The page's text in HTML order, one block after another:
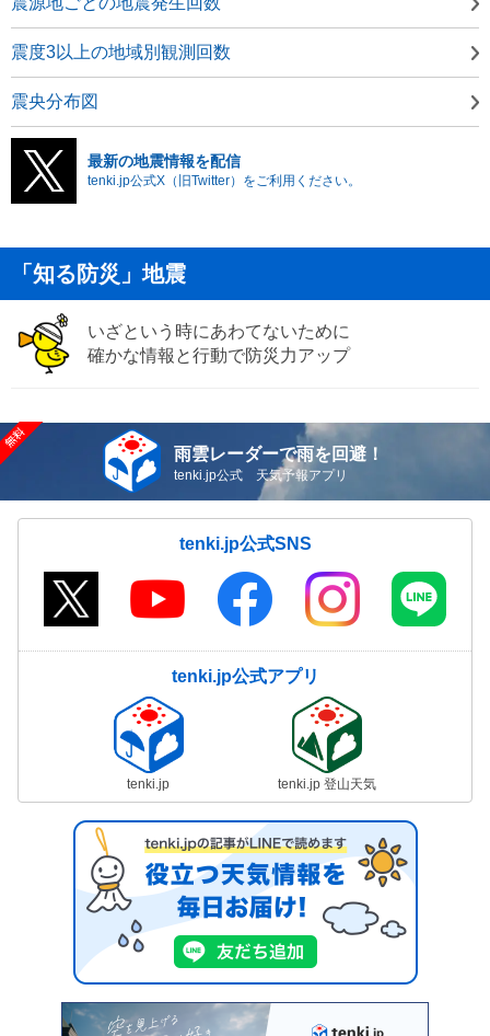
震度3以上の地域別観測回数
震央分布図
最新の地震情報を配信
tenki.jp公式X（旧Twitter）をご利用ください。
「知る防災」地震
いざという時にあわてないために
確かな情報と行動で防災力アップ
雨雲レーダーで雨を回避！
tenki.jp公式 天気予報アプリ
tenki.jp公式SNS
tenki.jp公式アプリ
tenki.jp tenki.jp 登山天気